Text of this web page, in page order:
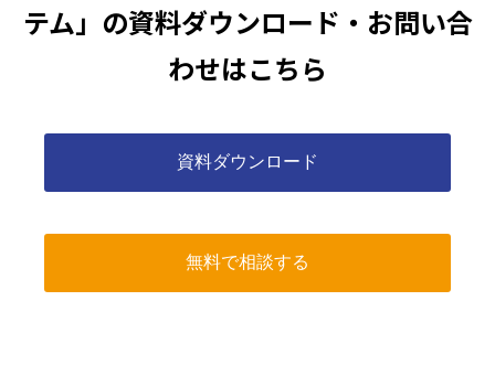
テム」の資料ダウンロード・お問い合
わせはこちら
資料ダウンロード
無料で相談する